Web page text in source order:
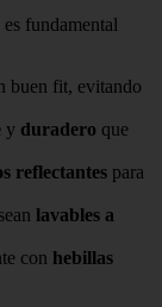
es fundamental
buen fit, evitando
y duradero que
reflectantes para
lavables a
con hebillas